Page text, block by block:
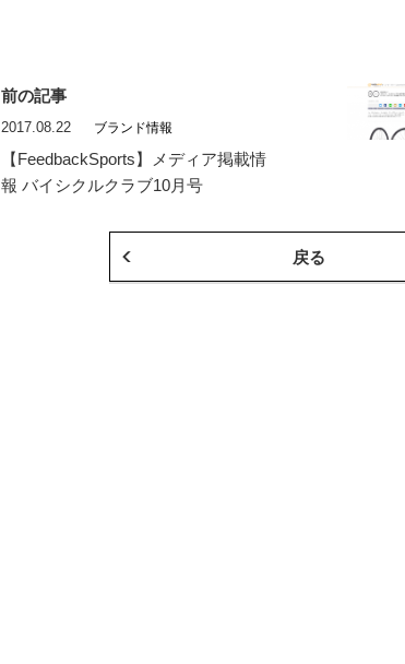
前の記事
2017.08.22 ブランド情報
【FeedbackSports】メディア掲載情
報 バイシクルクラブ10月号
戻る